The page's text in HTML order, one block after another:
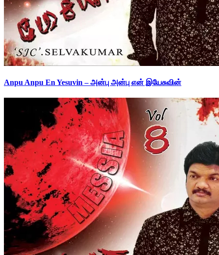
Anpu Anpu En Yesuvin – அன்பு அன்பு என் இயேசுவின்